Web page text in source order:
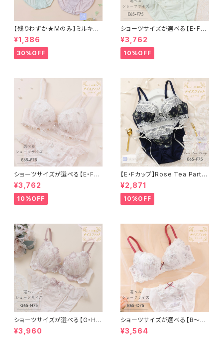
【残りわずか★Mのみ】ミルキー
フラワーノンワイヤーブラ＆ショ
ーツ
¥1,386
30%OFF
ショーツサイズが選べる【E・F】
エーデル ブラ＆ショーツ
¥3,762
10%OFF
ショーツサイズが選べる【E・F】
フェリシテ ブラ＆ショーツセット
¥3,762
10%OFF
【E・Fカップ】Rose Tea Party
ブラ＆ショーツ
¥2,871
10%OFF
ショーツサイズが選べる【G・H】
エーデル ブラ＆ショーツ
¥3,960
ショーツサイズが選べる【B〜D】
セレナーデ ブラ＆ショーツ
¥3,564